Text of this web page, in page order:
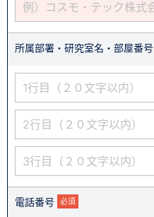
所属部署・研究室名・部屋番号
電話番号 必須